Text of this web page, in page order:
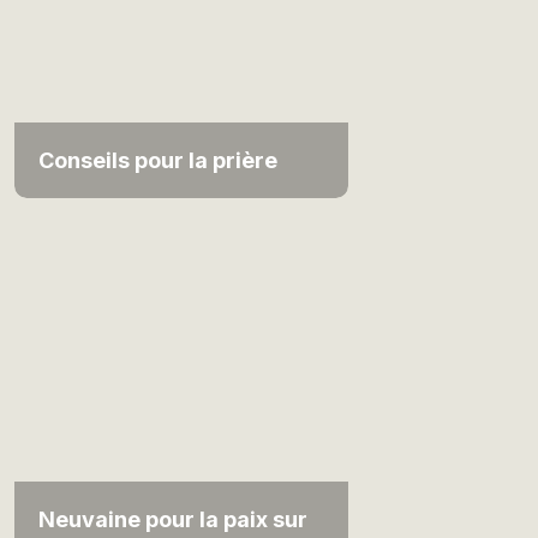
Conseils pour la prière
Neuvaine pour la paix sur